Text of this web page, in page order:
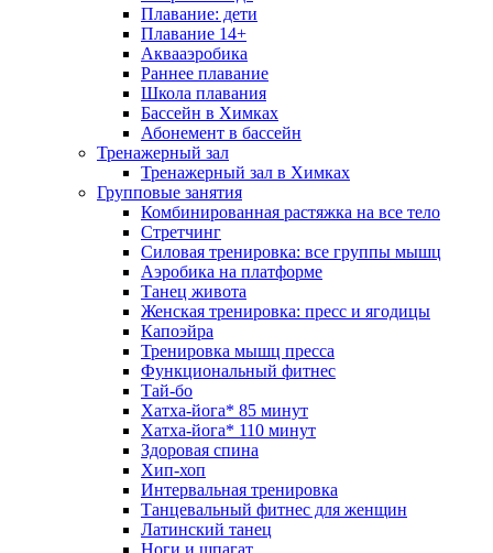
Плавание: дети
Плавание 14+
Аквааэробика
Раннее плавание
Школа плавания
Бассейн в Химках
Абонемент в бассейн
Тренажерный зал
Тренажерный зал в Химках
Групповые занятия
Комбинированная растяжка на все тело
Стретчинг
Силовая тренировка: все группы мышц
Аэробика на платформе
Танец живота
Женская тренировка: пресс и ягодицы
Капоэйра
Тренировка мышц пресса
Функциональный фитнес
Тай-бо
Хатха-йога* 85 минут
Хатха-йога* 110 минут
Здоровая спина
Хип-хоп
Интервальная тренировка
Танцевальный фитнес для женщин
Латинский танец